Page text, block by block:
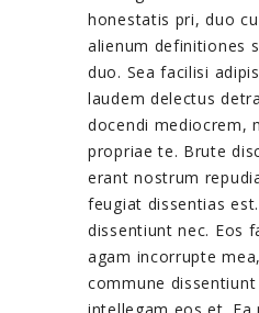
honestatis pri, duo
alienum definitiones
duo. Sea facilisi
laudem delectus
docendi mediocrem,
propriae te. Brute
erant nostrum
feugiat dissentias
dissentiunt nec. Eos
agam incorrupte
commune